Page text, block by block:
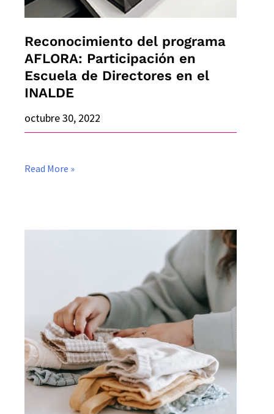
Reconocimiento del programa
AFLORA: Participación en
Escuela de Directores en el
INALDE
octubre 30, 2022
de
en
el
INALDE
Read More »
género